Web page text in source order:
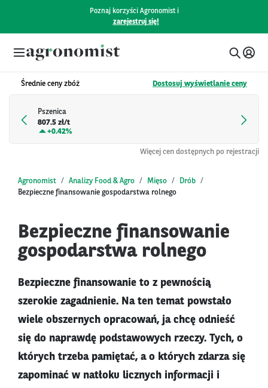
Poznaj korzyści Agronomist i
zarejestruj się!
Średnie ceny zbóż Dostosuj wyświetlanie ceny
Pszenica
807.5 zł/t
+0.42%
Więcej cen dostępnych po rejestracji
Agronomist Analizy Food & Agro Mięso
Drób
Bezpieczne finansowanie gospodarstwa rolnego
Bezpieczne finansowanie
gospodarstwa rolnego
Bezpieczne finansowanie to z pewnością
szerokie zagadnienie. Na ten temat powstało
wiele obszernych opracowań, ja chcę odnieść
się do naprawdę podstawowych rzeczy. Tych, o
których trzeba pamiętać, a o których zdarza się
zapominać w natłoku licznych informacji i